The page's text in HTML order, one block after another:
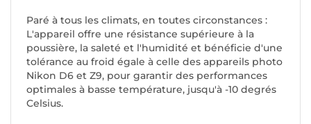
Paré à tous les climats, en toutes circonstances :
L'appareil offre une résistance supérieure à la
poussière, la saleté et l'humidité et bénéficie d'une
tolérance au froid égale à celle des appareils photo
Nikon D6 et Z9, pour garantir des performances
optimales à basse température, jusqu'à -10 degrés
Celsius.